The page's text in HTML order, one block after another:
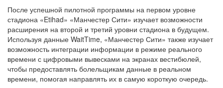
После успешной пилотной программы на первом уровне
стадиона «Etihad» «Манчестер Сити» изучает возможности
расширения на второй и третий уровни стадиона в будущем.
Используя данные WaitTime, «Манчестер Сити» также изучает
возможность интеграции информации в режиме реального
времени с цифровыми вывесками на экранах вестибюлей,
чтобы предоставлять болельщикам данные в реальном
времени, помогая направлять их в самую короткую очередь.